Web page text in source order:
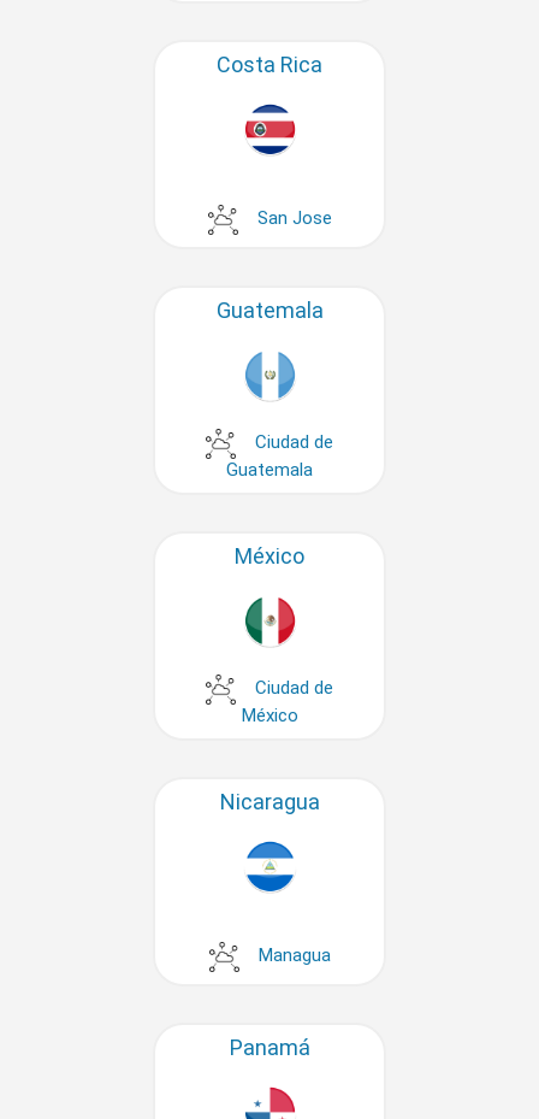
Costa Rica
San Jose
Guatemala
Ciudad de
Guatemala
México
Ciudad de
México
Nicaragua
Managua
Panamá